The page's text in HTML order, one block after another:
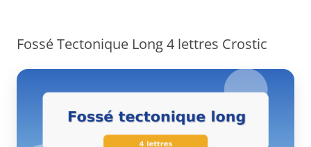
Fossé Tectonique Long 4 lettres Crostic